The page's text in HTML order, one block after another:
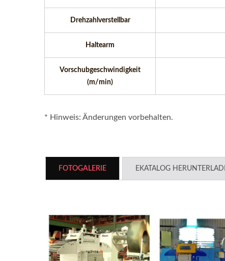
Drehzahlverstellbar
Haltearm
Vorschubgeschwindigkeit
(m/min)
* Hinweis: Änderungen vorbehalten.
FOTOGALERIE EKATALOG